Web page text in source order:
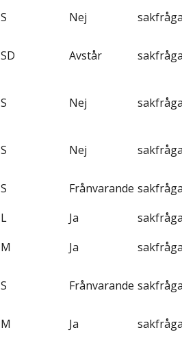
S Nej
SD Avstår
S Nej
S Nej
S Frånvarande
L Ja
M Ja
S Frånvarande
M Ja